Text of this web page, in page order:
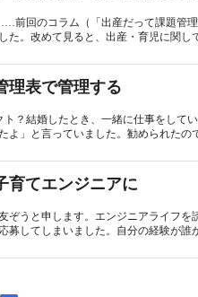
前回のコラム（「出産だって課題管
た。改めて見ると、出産・育児に関し
理表で管理する
？結婚したとき、一緒に仕事をして
よ」と言っていました。勧められたの
育てエンジニアに
ぞうと申します。エンジニアライフを
募してしまいました。自分の経験が誰